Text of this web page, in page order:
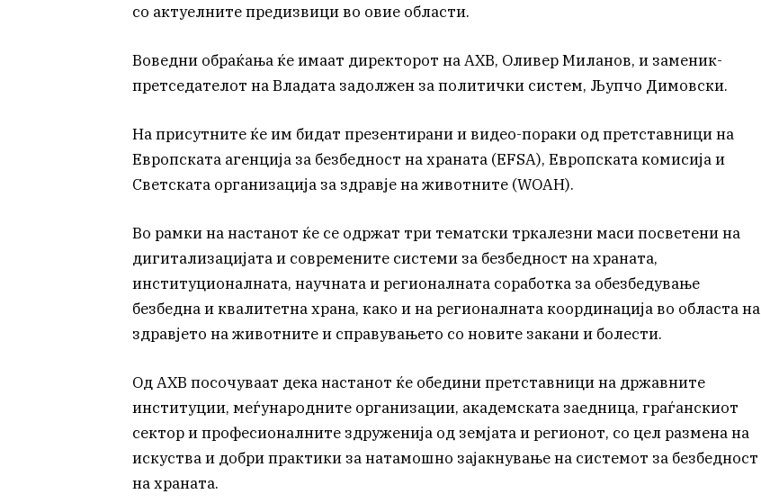
со актуелните предизвици во овие области.
Воведни обраќања ќе имаат директорот на АХВ, Оливер Миланов, и заменик-
претседателот на Владата задолжен за политички систем, Љупчо Димовски.
На присутните ќе им бидат презентирани и видео-пораки од претставници на
Европската агенција за безбедност на храната (EFSA), Европската комисија и
Светската организација за здравје на животните (WOAH).
Во рамки на настанот ќе се одржат три тематски тркалезни маси посветени на
дигитализацијата и современите системи за безбедност на храната,
институционалната, научната и регионалната соработка за обезбедување
безбедна и квалитетна храна, како и на регионалната координација во областа на
здравјето на животните и справувањето со новите закани и болести.
Од АХВ посочуваат дека настанот ќе обедини претставници на државните
институции, меѓународните организации, академската заедница, граѓанскиот
сектор и професионалните здруженија од земјата и регионот, со цел размена на
искуства и добри практики за натамошно зајакнување на системот за безбедност
на храната.